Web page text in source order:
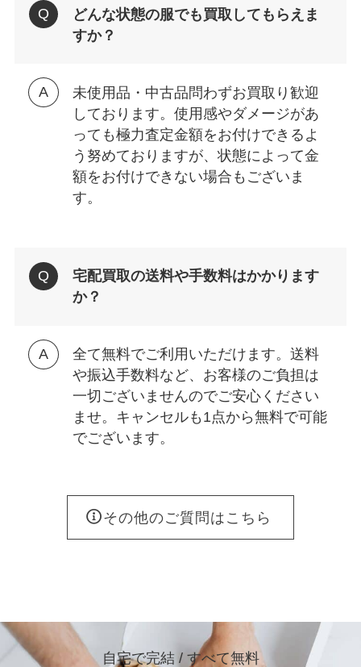
どんな状態の服でも買取してもらえま
すか？
未使用品・中古品問わずお買取り歓迎
しております。使用感やダメージがあ
っても極力査定金額をお付けできるよ
う努めておりますが、状態によって金
額をお付けできない場合もございま
す。
宅配買取の送料や手数料はかかります
か？
全て無料でご利用いただけます。送料
や振込手数料など、お客様のご負担は
一切ございませんのでご安心ください
ませ。キャンセルも1点から無料で可能
でございます。
その他のご質問はこちら
自宅で完結 / すべて無料